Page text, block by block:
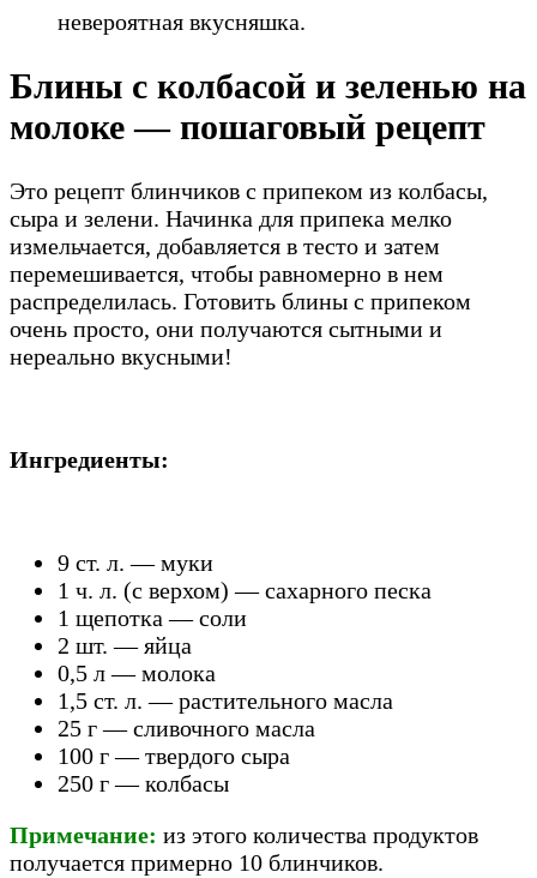
невероятная вкусняшка.
Блины с колбасой и зеленью на
молоке — пошаговый рецепт
Это рецепт блинчиков с припеком из колбасы,
сыра и зелени. Начинка для припека мелко
измельчается, добавляется в тесто и затем
перемешивается, чтобы равномерно в нем
распределилась. Готовить блины с припеком
очень просто, они получаются сытными и
нереально вкусными!
Ингредиенты:
9 ст. л. — муки
1 ч. л. (с верхом) — сахарного песка
1 щепотка — соли
2 шт. — яйца
0,5 л — молока
1,5 ст. л. — растительного масла
25 г — сливочного масла
100 г — твердого сыра
250 г — колбасы
Примечание: из этого количества продуктов
получается примерно 10 блинчиков.